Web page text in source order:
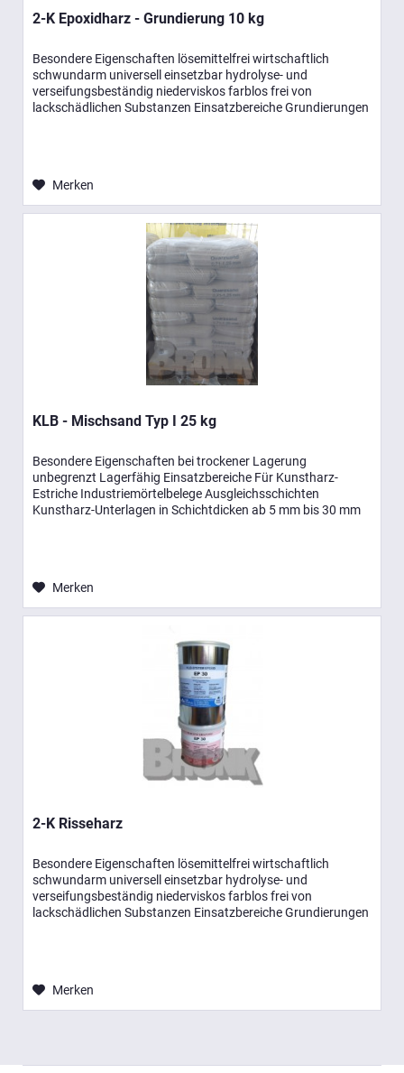
2-K Epoxidharz - Grundierung 10 kg
Besondere Eigenschaften lösemittelfrei wirtschaftlich
schwundarm universell einsetzbar hydrolyse- und
verseifungsbeständig niederviskos farblos frei von
lackschädlichen Substanzen Einsatzbereiche Grundierungen
Merken
KLB - Mischsand Typ I 25 kg
Besondere Eigenschaften bei trockener Lagerung
unbegrenzt Lagerfähig Einsatzbereiche Für Kunstharz-
Estriche Industriemörtelbelege Ausgleichsschichten
Kunstharz-Unterlagen in Schichtdicken ab 5 mm bis 30 mm
Merken
2-K Risseharz
Besondere Eigenschaften lösemittelfrei wirtschaftlich
schwundarm universell einsetzbar hydrolyse- und
verseifungsbeständig niederviskos farblos frei von
lackschädlichen Substanzen Einsatzbereiche Grundierungen
Merken